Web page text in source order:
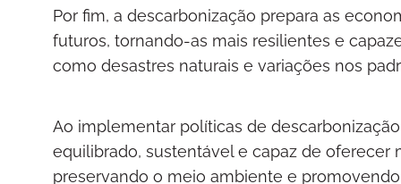
Por fim, a descarbonização prepara as
futuros, tornando-as mais resilientes e
como desastres naturais e variações nos
Ao implementar políticas de
equilibrado, sustentável e capaz de oferecer
preservando o meio ambiente e